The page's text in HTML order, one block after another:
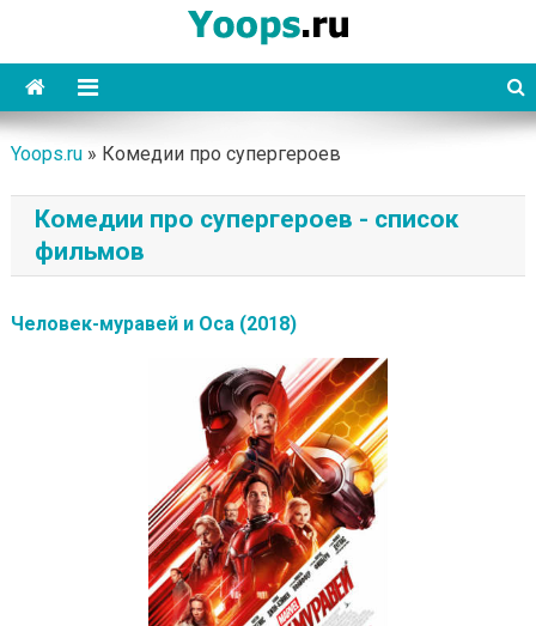
content
Yoops
Yoops.ru» Комедии про супергероев
Комедии про супергероев - список
фильмов
Человек-муравей и Оса (2018)